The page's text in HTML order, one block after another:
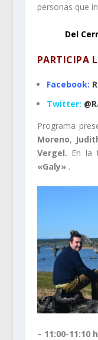
personas que
Del
PARTICIPA
Facebook:
Twitter:
Programa
Moreno,
Vergel. En la
«Galy».
– 11:00-11:10